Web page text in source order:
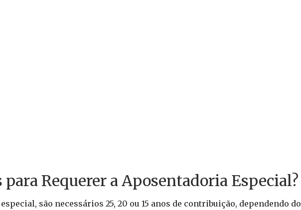
Requerer a Aposentadoria Especial?
são necessários 25, 20 ou 15 anos de contribuição, dependendo do